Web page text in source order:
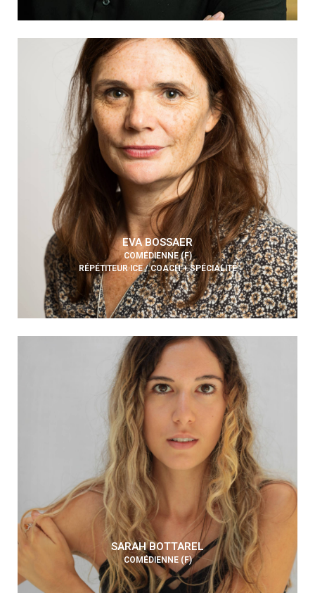
EVA BOSSAER
COMÉDIENNE (F)
RÉPÉTITEUR·ICE / COACH + SPÉCIALITÉ
SARAH BOTTAREL
COMÉDIENNE (F)